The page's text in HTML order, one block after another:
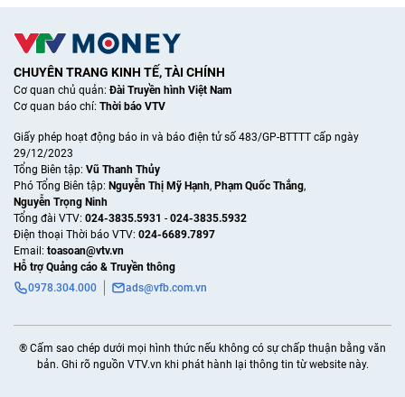
CHUYÊN TRANG KINH TẾ, TÀI CHÍNH
Cơ quan chủ quản:Đài Truyền hình Việt Nam
Cơ quan báo chí: Thời báo VTV
Giấy phép hoạt động báo in và báo điện tử số 483/GP-BTTTT cấp ngày
29/12/2023
Tổng Biên tập: Vũ Thanh Thủy
Phó Tổng Biên tập: Nguyễn Thị Mỹ Hạnh, Phạm Quốc Thắng,
Nguyễn Trọng Ninh
Tổng đài VTV: 024-3835.5931 - 024-3835.5932
Ðiện thoại Thời báo VTV: 024-6689.7897
Email: toasoan@vtv.vn
Hỗ trợ Quảng cáo & Truyền thông
0978.304.000
ads@vfb.com.vn
® Cấm sao chép dưới mọi hình thức nếu không có sự chấp thuận bằng văn
bản. Ghi rõ nguồn VTV.vn khi phát hành lại thông tin từ website này.